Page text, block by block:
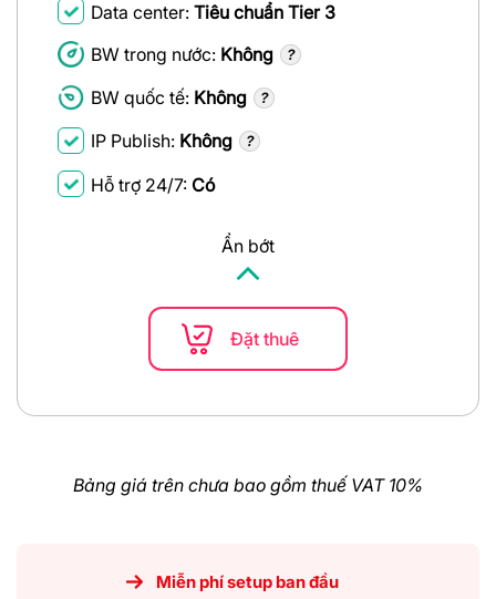
Data center: Tiêu chuẩn Tier 3
BW trong nước: Không
BW quốc tế: Không
IP Publish: Không
Hỗ trợ 24/7: Có
Ẩn bớt
Đặt thuê
Bảng giá trên chưa bao gồm thuế VAT 10%
Miễn phí setup ban đầu